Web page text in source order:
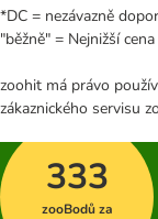
*DC = nezávazně
"běžně" = Nejnižší
zoohit má právo
zákaznického servisu
333
zooBodů za